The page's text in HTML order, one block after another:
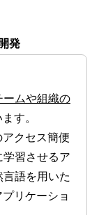
発
ムや組織の
す。
クセス簡便
習させるア
語を用いた
リケーショ